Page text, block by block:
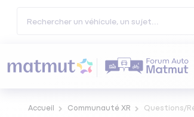
Accueil Communauté XR Questions/